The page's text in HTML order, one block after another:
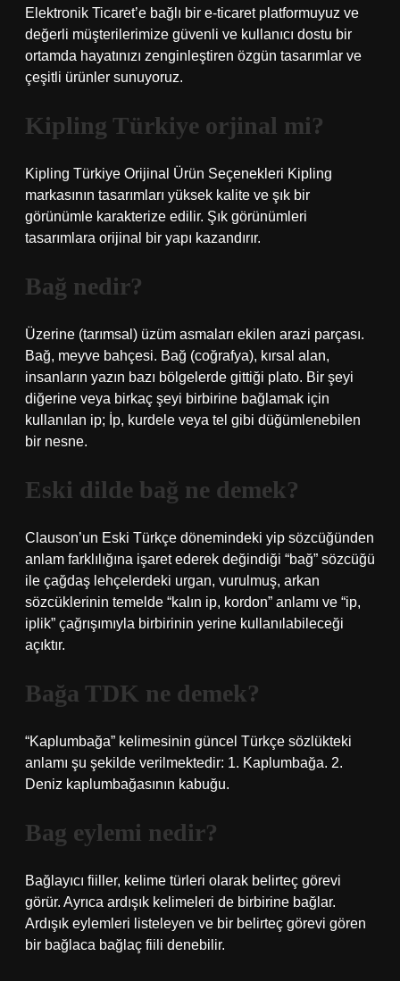
Elektronik Ticaret’e bağlı bir e-ticaret platformuyuz ve
değerli müşterilerimize güvenli ve kullanıcı dostu bir
ortamda hayatınızı zenginleştiren özgün tasarımlar ve
çeşitli ürünler sunuyoruz.
Kipling Türkiye orjinal mi?
Kipling Türkiye Orijinal Ürün Seçenekleri Kipling
markasının tasarımları yüksek kalite ve şık bir
görünümle karakterize edilir. Şık görünümleri
tasarımlara orijinal bir yapı kazandırır.
Bağ nedir?
Üzerine (tarımsal) üzüm asmaları ekilen arazi parçası.
Bağ, meyve bahçesi. Bağ (coğrafya), kırsal alan,
insanların yazın bazı bölgelerde gittiği plato. Bir şeyi
diğerine veya birkaç şeyi birbirine bağlamak için
kullanılan ip; İp, kurdele veya tel gibi düğümlenebilen
bir nesne.
Eski dilde bağ ne demek?
Clauson’un Eski Türkçe dönemindeki yip sözcüğünden
anlam farklılığına işaret ederek değindiği “bağ” sözcüğü
ile çağdaş lehçelerdeki urgan, vurulmuş, arkan
sözcüklerinin temelde “kalın ip, kordon” anlamı ve “ip,
iplik” çağrışımıyla birbirinin yerine kullanılabileceği
açıktır.
Bağa TDK ne demek?
“Kaplumbağa” kelimesinin güncel Türkçe sözlükteki
anlamı şu şekilde verilmektedir: 1. Kaplumbağa. 2.
Deniz kaplumbağasının kabuğu.
Bag eylemi nedir?
Bağlayıcı fiiller, kelime türleri olarak belirteç görevi
görür. Ayrıca ardışık kelimeleri de birbirine bağlar.
Ardışık eylemleri listeleyen ve bir belirteç görevi gören
bir bağlaca bağlaç fiili denebilir.